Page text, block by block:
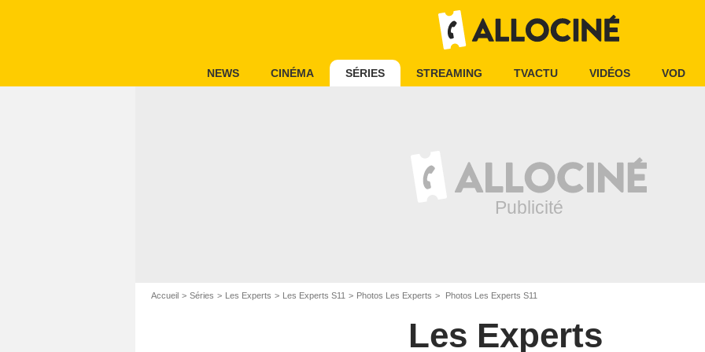
NEWS CINÉMA SÉRIES STREAMING TVACTU VIDÉOS VOD
Accueil Séries Les Experts Les Experts S11 Photos Les Experts Photos Les Experts S11
Les Experts